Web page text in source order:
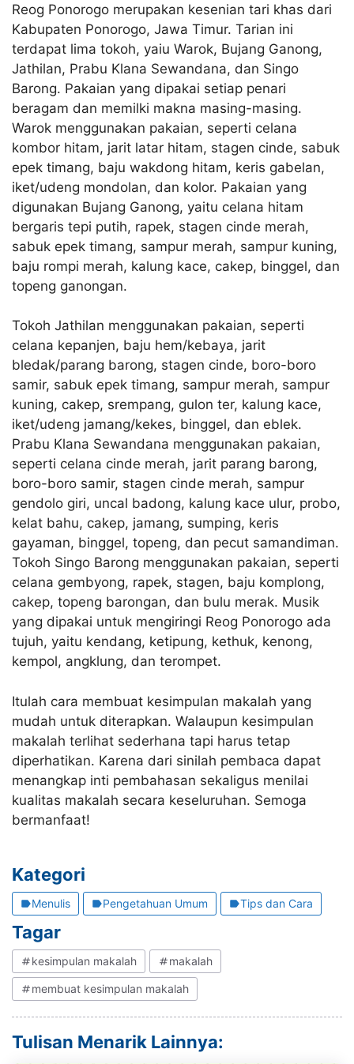
Reog Ponorogo merupakan kesenian tari khas dari
Kabupaten Ponorogo, Jawa Timur. Tarian ini
terdapat lima tokoh, yaiu Warok, Bujang Ganong,
Jathilan, Prabu Klana Sewandana, dan Singo
Barong. Pakaian yang dipakai setiap penari
beragam dan memilki makna masing-masing.
Warok menggunakan pakaian, seperti celana
kombor hitam, jarit latar hitam, stagen cinde, sabuk
epek timang, baju wakdong hitam, keris gabelan,
iket/udeng mondolan, dan kolor. Pakaian yang
digunakan Bujang Ganong, yaitu celana hitam
bergaris tepi putih, rapek, stagen cinde merah,
sabuk epek timang, sampur merah, sampur kuning,
baju rompi merah, kalung kace, cakep, binggel, dan
topeng ganongan.
Tokoh Jathilan menggunakan pakaian, seperti
celana kepanjen, baju hem/kebaya, jarit
bledak/parang barong, stagen cinde, boro-boro
samir, sabuk epek timang, sampur merah, sampur
kuning, cakep, srempang, gulon ter, kalung kace,
iket/udeng jamang/kekes, binggel, dan eblek.
Prabu Klana Sewandana menggunakan pakaian,
seperti celana cinde merah, jarit parang barong,
boro-boro samir, stagen cinde merah, sampur
gendolo giri, uncal badong, kalung kace ulur, probo,
kelat bahu, cakep, jamang, sumping, keris
gayaman, binggel, topeng, dan pecut samandiman.
Tokoh Singo Barong menggunakan pakaian, seperti
celana gembyong, rapek, stagen, baju komplong,
cakep, topeng barongan, dan bulu merak. Musik
yang dipakai untuk mengiringi Reog Ponorogo ada
tujuh, yaitu kendang, ketipung, kethuk, kenong,
kempol, angklung, dan terompet.
Itulah cara membuat kesimpulan makalah yang
mudah untuk diterapkan. Walaupun kesimpulan
makalah terlihat sederhana tapi harus tetap
diperhatikan. Karena dari sinilah pembaca dapat
menangkap inti pembahasan sekaligus menilai
kualitas makalah secara keseluruhan. Semoga
bermanfaat!
Kategori
Menulis Pengetahuan Umum Tips dan Cara
Tagar
kesimpulan makalah makalah
membuat kesimpulan makalah
Tulisan Menarik Lainnya: